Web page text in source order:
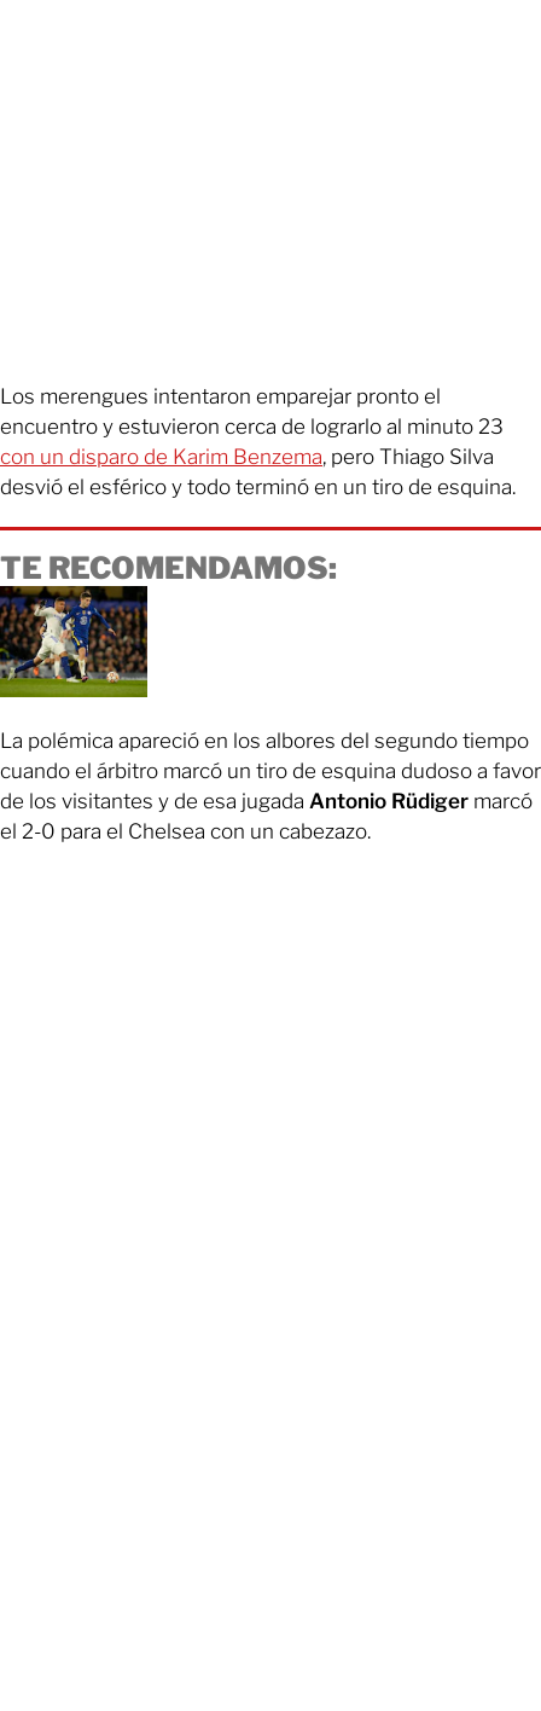
Los merengues intentaron emparejar pronto el
encuentro y estuvieron cerca de lograrlo al minuto 23
con un disparo de Karim Benzema, pero Thiago Silva
desvió el esférico y todo terminó en un tiro de esquina.
TE RECOMENDAMOS:
La polémica apareció en los albores del segundo tiempo
cuando el árbitro marcó un tiro de esquina dudoso a favor
de los visitantes y de esa jugada Antonio Rüdiger marcó
el 2-0 para el Chelsea con un cabezazo.